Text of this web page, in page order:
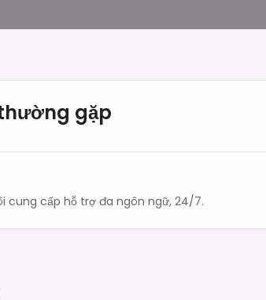
gặp
cung cấp hỗ trợ đa ngôn ngữ, 24/7.